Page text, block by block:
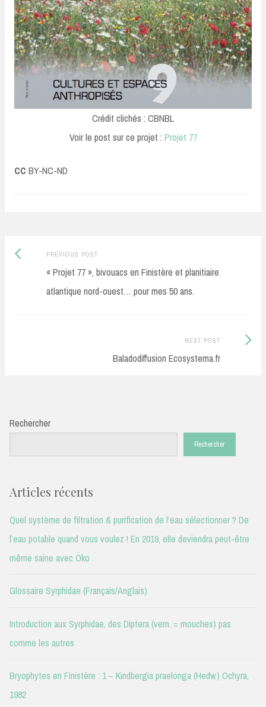
Crédit clichés : CBNBL
Voir le post sur ce projet : Projet 77
CC BY-NC-ND
Post
navigation
PREVIOUS POSTPrevious
post:
« Projet 77 », bivouacs en Finistère et planitiaire
atlantique nord-ouest… pour mes 50 ans.
NEXT POST
Baladodiffusion Ecosystema.fr
Next
Rechercher
Rechercher
Articles récents
Quel système de filtration & purification de l’eau sélectionner ? De
l’eau potable quand vous voulez ! En 2019, elle deviendra peut-être
même saine avec Öko
Glossaire Syrphidae (Français/Anglais)
Introduction aux Syrphidae, des Diptera (vern. = mouches) pas
comme les autres
Bryophytes en Finistère : 1 – Kindbergia praelonga (Hedw.) Ochyra,
1982